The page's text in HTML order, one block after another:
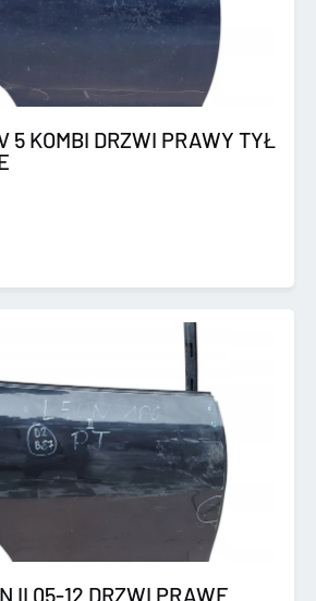
5 KOMBI DRZWI PRAWY TYŁ
II 05-12 DRZWI PRAWE